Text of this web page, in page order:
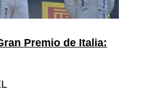
Premio de Italia: